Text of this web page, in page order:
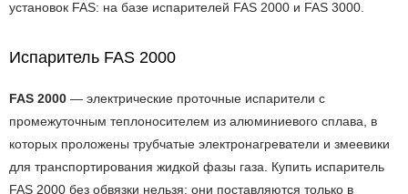
установок FAS: на базе испарителей FAS 2000 и FAS 3000.
Испаритель FAS 2000
FAS 2000 — электрические проточные испарители с
промежуточным теплоносителем из алюминиевого сплава, в
которых проложены трубчатые электронагреватели и змеевики
для транспортирования жидкой фазы газа. Купить испаритель
FAS 2000 без обвязки нельзя: они поставляются только в